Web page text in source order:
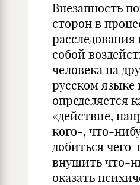
Внезапность
сторон в
расследования
собой
человека на
русском языке
определяется
«действие,
кого-, что-
добиться чего-
внушить что-
оказать